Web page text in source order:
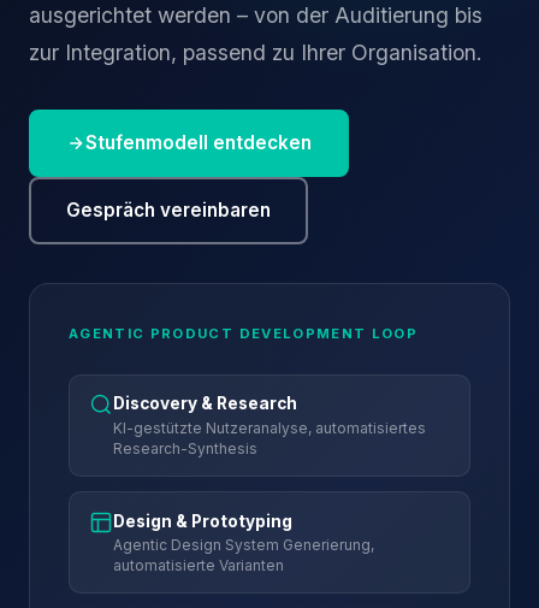
ausgerichtet werden – von der Auditierung bis
zur Integration, passend zu Ihrer Organisation.
Stufenmodell entdecken
Gespräch vereinbaren
AGENTIC PRODUCT DEVELOPMENT LOOP
Discovery & Research
KI-gestützte Nutzeranalyse, automatisiertes
Research-Synthesis
Design & Prototyping
Agentic Design System Generierung,
automatisierte Varianten